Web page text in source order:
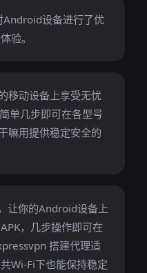
Android设备进行了优
验。
移动设备上享受无忧
单几步即可在各型号
嘛用提供稳定安全的
让你的Android设备上
，几步操作即可在
搭建代理适
Wi-Fi下也能保持稳定